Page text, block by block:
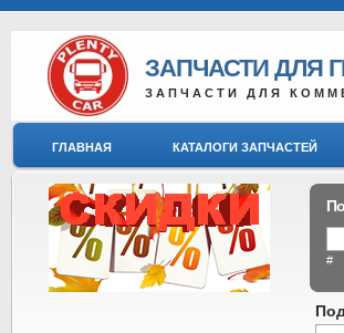
ЗАПЧАСТИ ДЛЯ
ЗАПЧАСТИ ДЛЯ
ГЛАВНАЯ КАТАЛОГИ ЗАПЧАСТЕЙ
#